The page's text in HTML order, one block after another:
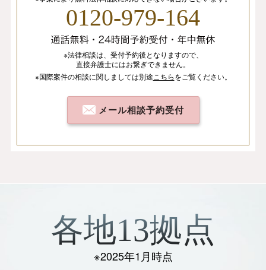
0120-979-164
※法律相談は、 受付予約後となりますので、
直接弁護士にはお繋ぎできません。
※国際案件の相談に関しましては別途 こちらをご覧ください。
メール相談予約受付
各地13拠点
※2025年1月時点